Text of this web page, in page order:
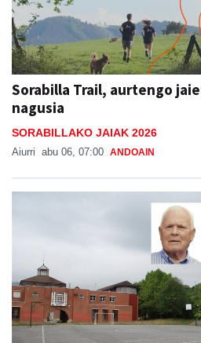
Sorabilla Trail, aurtengo
nagusia
SORABILLAKO JAIAK 2026
Aiurri abu 06, 07:00 ANDOAIN